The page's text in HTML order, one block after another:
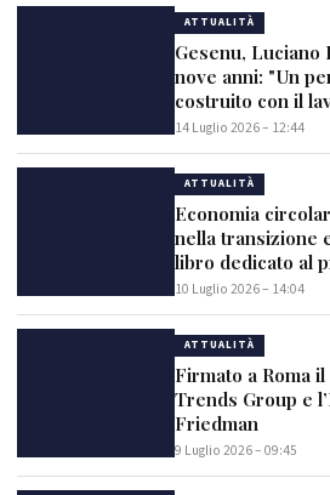
ATTUALITÀ
Gesenu, Luciano
nove anni: "Un
costruito con il
14 Luglio 2026 – 12:44
ATTUALITÀ
Economia
nella transizione
libro dedicato al
10 Luglio 2026 – 14:04
ATTUALITÀ
Firmato a Roma
Trends Group e
Friedman
9 Luglio 2026 – 09:45